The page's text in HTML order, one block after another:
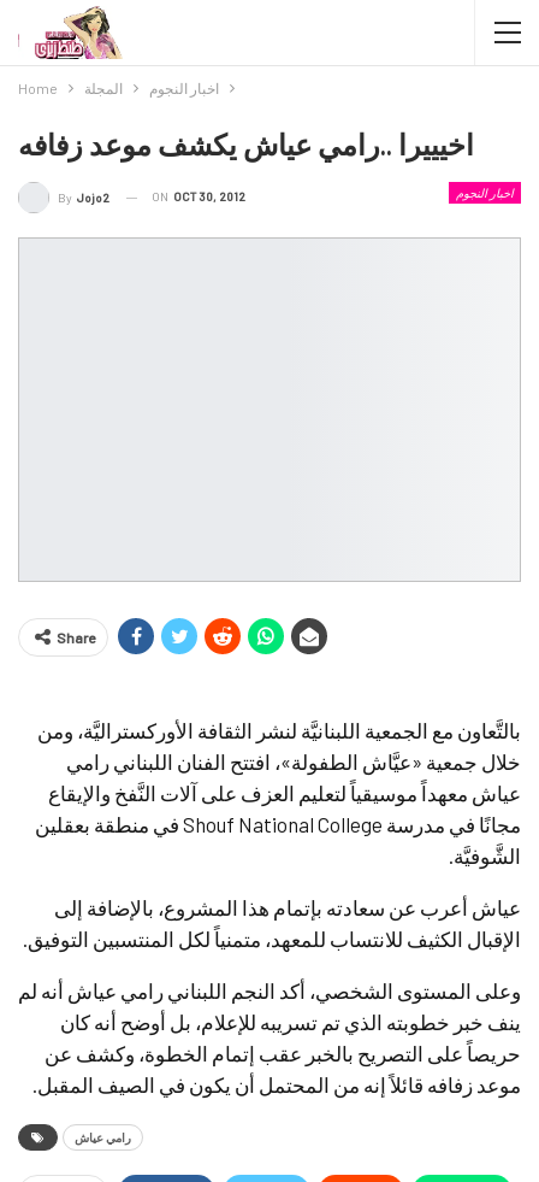
Home المجلة اخبار النجوم
اخيييرا ..رامي عياش يكشف موعد زفافه
اخبار النجوم By Jojo2 ON OCT 30, 2012
Share
بالتَّعاون مع الجمعية اللبنانيَّة لنشر الثقافة الأوركستراليَّة، ومن
خلال جمعية «عيَّاش الطفولة»، افتتح الفنان اللبناني رامي
عياش معهداً موسيقياً لتعليم العزف على آلات النَّفخ والإيقاع
مجانًا في مدرسة Shouf National College في منطقة بعقلين
الشَّوفيَّة.
عياش أعرب عن سعادته بإتمام هذا المشروع، بالإضافة إلى
الإقبال الكثيف للانتساب للمعهد، متمنياً لكل المنتسبين التوفيق.
وعلى المستوى الشخصي، أكد النجم اللبناني رامي عياش أنه لم
ينف خبر خطوبته الذي تم تسريبه للإعلام، بل أوضح أنه كان
حريصاً على التصريح بالخبر عقب إتمام الخطوة، وكشف عن
موعد زفافه قائلاً إنه من المحتمل أن يكون في الصيف المقبل.
رامي عياش